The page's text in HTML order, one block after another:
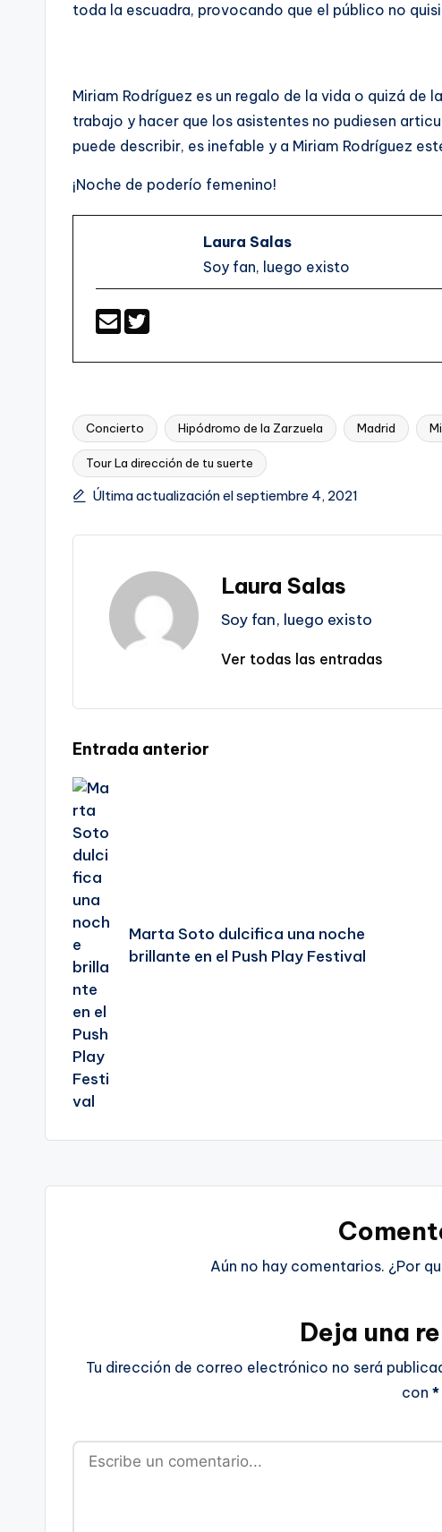
toda la escuadra, provocando que el público no
Miriam Rodríguez es un regalo de la vida o quizá de
trabajo y hacer que los asistentes no pudiesen
puede describir, es inefable y a Miriam Rodríguez
¡Noche de poderío femenino!
Laura Salas
Soy fan, luego existo
Etiquetas:
Concierto Hipódromo de la Zarzuela Madrid
Tour La dirección de tu suerte
Última actualización el septiembre 4, 2021
Laura Salas
Soy fan, luego existo
Ver todas las entradas
Navegación
de
entradas
Entrada anterior
Marta Soto dulcifica una noche
brillante en el Push Play Festival
Aún no hay comentarios. ¿Por
Deja una
Tu dirección de correo electrónico no será
con*